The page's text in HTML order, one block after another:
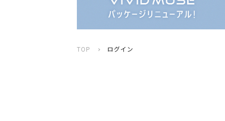
TOP ログイン